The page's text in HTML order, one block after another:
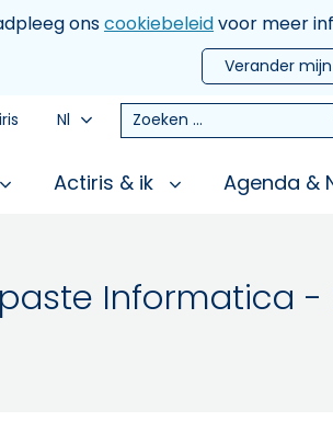
onscookiebeleidvoor meer
Verander
Nl Zoeken
Actiris & ik Agenda &
Informatica -